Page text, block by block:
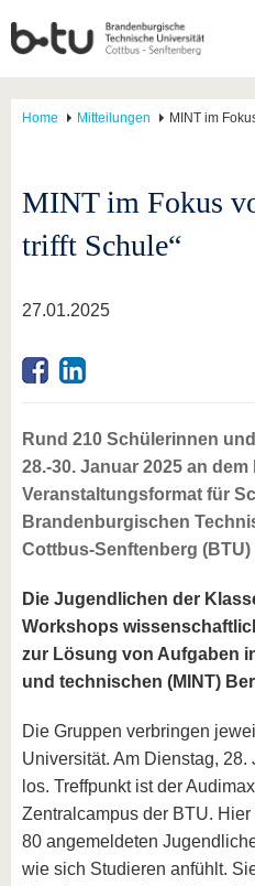
Home Mitteilungen MINT im
MINT im Fokus
trifft Schule“
27.01.2025
Rund 210 Schülerinnen
28.-30. Januar 2025 an dem
Veranstaltungsformat für
Brandenburgischen
Cottbus-Senftenberg (BTU)
Die Jugendlichen der
Workshops
zur Lösung von Aufgaben
und technischen (MINT)
Die Gruppen verbringen
Universität. Am Dienstag,
los. Treffpunkt ist der
Zentralcampus der BTU.
80 angemeldeten
wie sich Studieren anfühlt.